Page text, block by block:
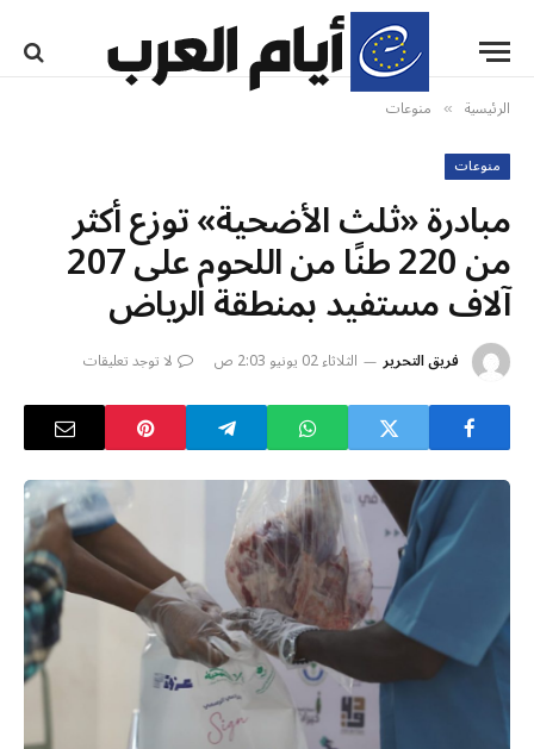
الرئيسية » منوعات
منوعات
مبادرة «ثلث الأضحية» توزع أكثر
من 220 طنًا من اللحوم على 207
آلاف مستفيد بمنطقة الرياض
فريق التحرير الثلاثاء 02 يونيو 2:03 ص لا توجد تعليقات